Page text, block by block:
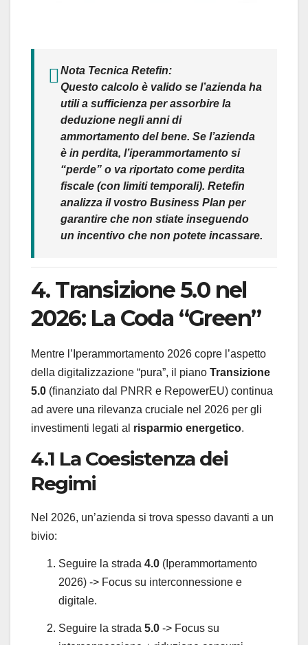
Nota Tecnica Retefin:
Questo calcolo è valido se l’azienda ha
utili a sufficienza per assorbire la
deduzione negli anni di
ammortamento del bene. Se l’azienda
è in perdita, l’iperammortamento si
“perde” o va riportato come perdita
fiscale (con limiti temporali). Retefin
analizza il vostro Business Plan per
garantire che non stiate inseguendo
un incentivo che non potete incassare.
4. Transizione 5.0 nel
2026: La Coda “Green”
Mentre l’Iperammortamento 2026 copre l’aspetto
della digitalizzazione “pura”, il piano Transizione
5.0 (finanziato dal PNRR e RepowerEU) continua
ad avere una rilevanza cruciale nel 2026 per gli
investimenti legati al risparmio energetico.
4.1 La Coesistenza dei
Regimi
Nel 2026, un’azienda si trova spesso davanti a un
bivio:
Seguire la strada 4.0 (Iperammortamento
2026) -> Focus su interconnessione e
digitale.
Seguire la strada 5.0 -> Focus su